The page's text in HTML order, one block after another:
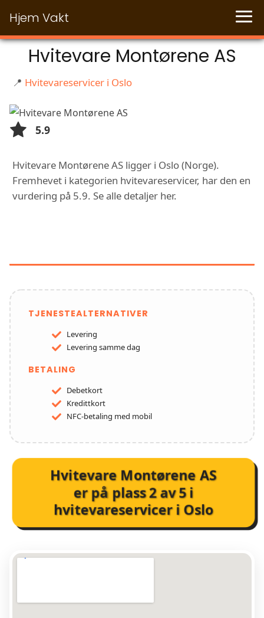
Hjem Vakt
Hvitevare Montørene AS
📍 Hvitevareservicer i Oslo
5.9
Hvitevare Montørene AS ligger i Oslo (Norge).
Fremhevet i kategorien hvitevareservicer, har den en
vurdering på 5.9. Se alle detaljer her.
TJENESTEALTERNATIVER
Levering
Levering samme dag
BETALING
Debetkort
Kredittkort
NFC-betaling med mobil
Hvitevare Montørene AS
er på plass2av5i
hvitevareservicer i Oslo